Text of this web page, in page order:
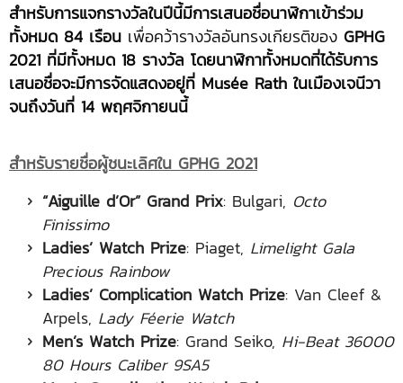
สำหรับการแจกรางวัลในปีนี้มีการเสนอชื่อนาฬิกาเข้าร่วม
ทั้งหมด 84 เรือน เพื่อคว้ารางวัลอันทรงเกียรติของ GPHG
2021 ที่มีทั้งหมด 18 รางวัล โดยนาฬิกาทั้งหมดที่ได้รับการ
เสนอชื่อจะมีการจัดแสดงอยู่ที่ Musée Rath ในเมืองเจนีวา
จนถึงวันที่ 14 พฤศจิกายนนี้
สำหรับรายชื่อผู้ชนะเลิศใน GPHG 2021
“Aiguille d’Or” Grand Prix: Bulgari, Octo
Finissimo
Ladies’ Watch Prize: Piaget, Limelight Gala
Precious Rainbow
Ladies’ Complication Watch Prize: Van Cleef &
Arpels, Lady Féerie Watch
Men’s Watch Prize: Grand Seiko, Hi-Beat 36000
80 Hours Caliber 9SA5